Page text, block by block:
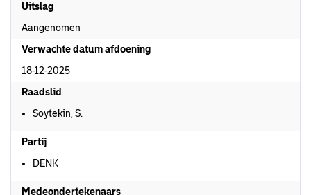
Uitslag
Aangenomen
Verwachte datum afdoening
18-12-2025
Raadslid
Soytekin, S.
Partij
DENK
Medeondertekenaars